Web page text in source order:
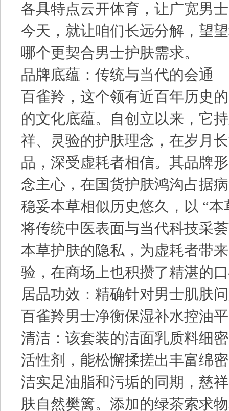
各具特点云开体育，让广宽男
今天，就让咱们长远分解，望
哪个更契合男士护肤需求。
品牌底蕴：传统与当代的会通
百雀羚，这个领有近百年历史
的文化底蕴。自创立以来，它
祥、灵验的护肤理念，在岁月
品，深受虚耗者相信。其品牌
念主心，在国货护肤鸿沟占据
稳妥本草相似历史悠久，以 “本
将传统中医表面与当代科技采
本草护肤的隐私，为虚耗者带
验，在商场上也积攒了精湛的
居品功效：精确针对男士肌肤
百雀羚男士净衡保湿补水控油
清洁：该套装的洁面乳质料细
活性剂，能松懈揉搓出丰富绵
洁实足油脂和污垢的同期，慈
肤自然樊篱。添加的绿茶索求